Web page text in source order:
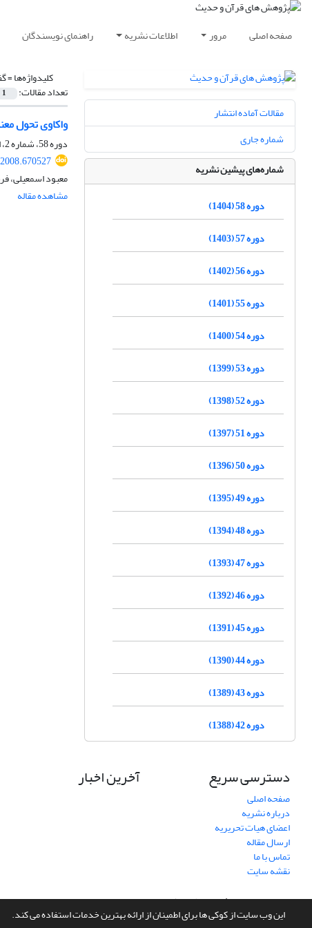
این وب سایت از کوکی ها برای اطمینان از ارائه بهترین خدمات استفاده می کند.
صفحه اصلی مرور اطلاعات نشریه راهنمای نویسندگان
کلیدواژه‌ها =
تعداد مقالات: 1
واکاوی تحول
دوره 58، شماره 2، اسفند 1404، صفحه
معبود اسمعیلی،
مشاهده مقاله
مقالات آماده انتشار
شماره جاری
شماره‌های پیشین نشریه
دوره 58 (1404)
دوره 57 (1403)
دوره 56 (1402)
دوره 55 (1401)
دوره 54 (1400)
دوره 53 (1399)
دوره 52 (1398)
دوره 51 (1397)
دوره 50 (1396)
دوره 49 (1395)
دوره 48 (1394)
دوره 47 (1393)
دوره 46 (1392)
دوره 45 (1391)
دوره 44 (1390)
دوره 43 (1389)
دوره 42 (1388)
دسترسی سریع
صفحه اصلی
درباره نشریه
اعضای هیات تحریریه
ارسال مقاله
تماس با ما
نقشه سایت
آخرین اخبار
سامانه مدیریت نشریات علمی.طراحی و پیاده سازی ازسیناوب